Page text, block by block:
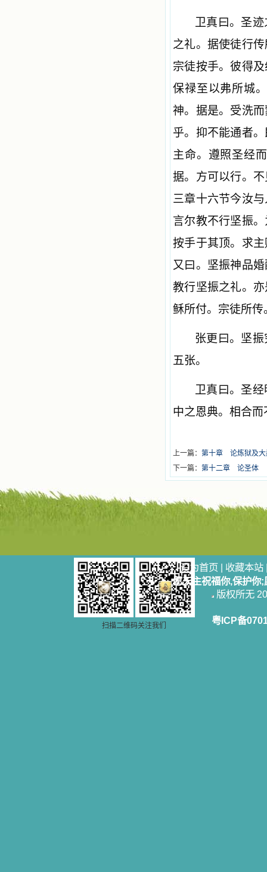
卫真曰。圣
之礼。据使徒行
宗徒按手。彼得
保禄至以弗所城
神。据是。受洗
乎。抑不能通者
主命。遵照圣经
据。方可以行。
三章十六节今汝
言尔教不行坚振
按手于其顶。求
又曰。坚振神品
教行坚振之礼。
稣所付。宗徒所
张更曰。坚
五张。
卫真曰。圣
中之恩典。相合而
上一篇： 第十章 论炼狱及大
下一篇： 第十二章 论圣体
扫描二维码关注我们
设为首页 | 收藏本站
愿天主祝福你,保护你
版权所无
粤ICP备